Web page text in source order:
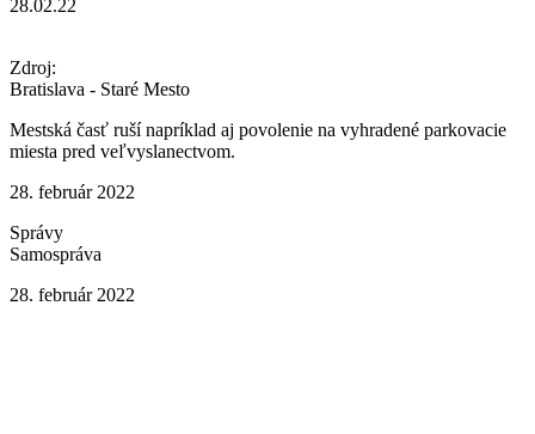
28.02.22
Zdroj:
Bratislava - Staré Mesto
Mestská časť ruší napríklad aj povolenie na vyhradené parkovacie
miesta pred veľvyslanectvom.
28. február 2022
Správy
Samospráva
28. február 2022